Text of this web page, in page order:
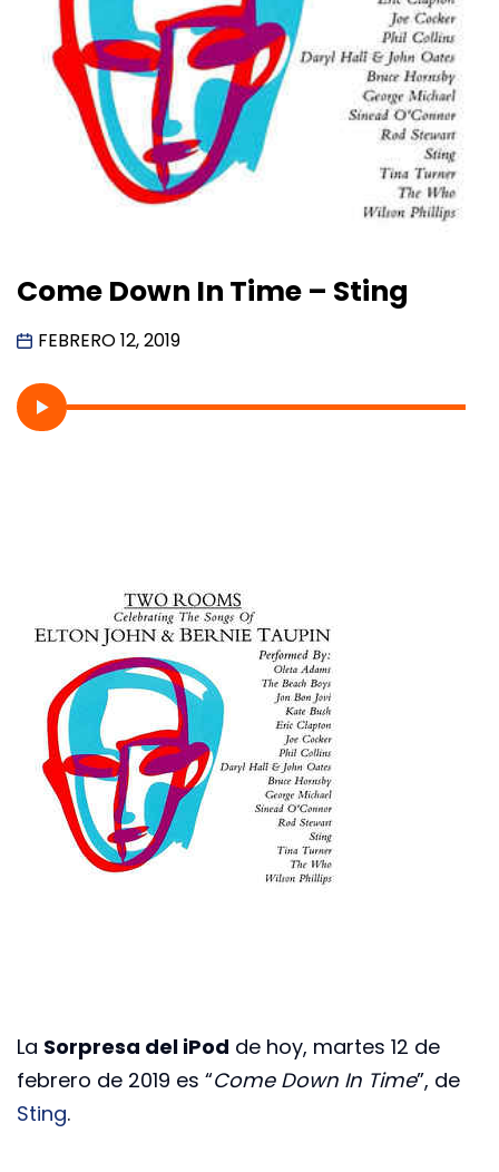
Come Down In Time – Sting
FEBRERO 12, 2019
La Sorpresa del iPod de hoy, martes 12 de
febrero de 2019 es “Come Down In Time”, de
Sting.